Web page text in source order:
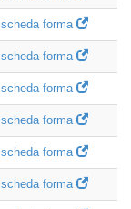
scheda forma
scheda forma
scheda forma
scheda forma
scheda forma
scheda forma